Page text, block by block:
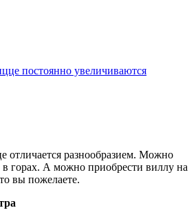
отличается разнообразием. Можно
горах. А можно приобрести виллу на
вы пожелаете.